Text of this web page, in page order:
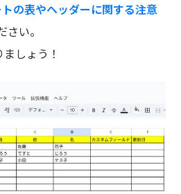
の表やヘッダーに関する注意
い。
しょう！